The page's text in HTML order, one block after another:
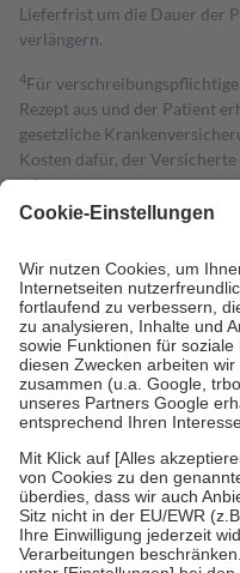
Lieferfrist um die Dauer der
verlängern.
4Für
Rezept aus und der Patient
gesetzliche
Kosten dafür, der
mit.
Grundsätzlich leisten
höchstens zehn Euro.
Es
Kosten der Leistung zu
Diese Regeln gelten
Bei Heilmitteln und
Zuzahlung zehn Prozent der
Verordnung.
Um das Engagement der
stärken und die besondere
fallenkeine Zuzahlungenan
• Kindern und Jugendlichen
mit Ausnahme der Fahrkosten
• Untersuchungen zur
GKV getragen werden